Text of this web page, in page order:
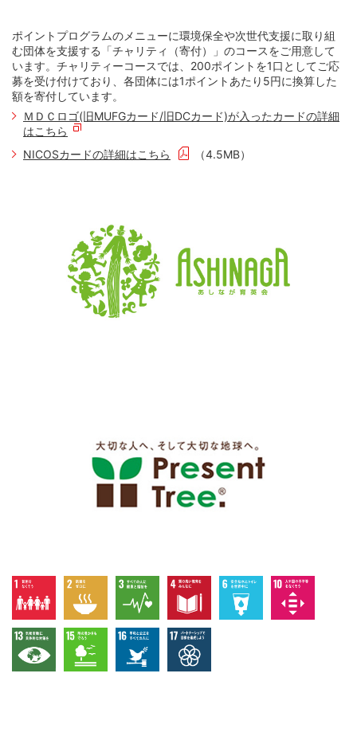
ポイントプログラムのメニューに環境保全や次世代支援に取り組
む団体を支援する「チャリティ（寄付）」のコースをご用意して
います。チャリティーコースでは、200ポイントを1口としてご応
募を受け付けており、各団体には1ポイントあたり5円に換算した
額を寄付しています。
ＭＤＣロゴ(旧MUFGカード/旧DCカード)が入ったカードの詳細
はこちら
NICOSカードの詳細はこちら
（4.5MB）